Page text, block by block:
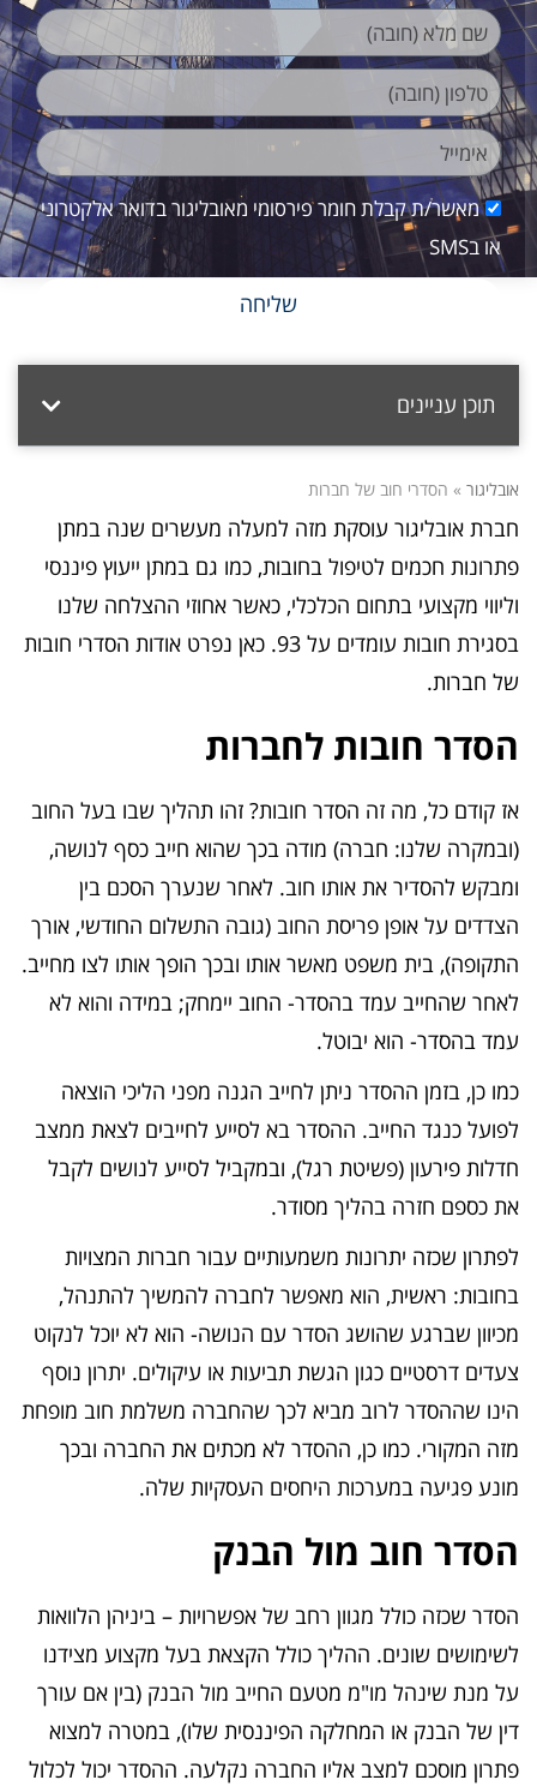
מאשר/ת קבלת חומר פירסומי מאובליגור בדואר אלקטרוני
או בSMS
שליחה
תוכן עניינים
אובליגור » הסדרי חוב של חברות
חברת אובליגור עוסקת מזה למעלה מעשרים שנה במתן
פתרונות חכמים לטיפול בחובות, כמו גם במתן ייעוץ פיננסי
וליווי מקצועי בתחום הכלכלי, כאשר אחוזי ההצלחה שלנו
בסגירת חובות עומדים על 93. כאן נפרט אודות הסדרי חובות
של חברות.
הסדר חובות לחברות
אז קודם כל, מה זה הסדר חובות? זהו תהליך שבו בעל החוב
(ובמקרה שלנו: חברה) מודה בכך שהוא חייב כסף לנושה,
ומבקש להסדיר את אותו חוב. לאחר שנערך הסכם בין
הצדדים על אופן פריסת החוב (גובה התשלום החודשי, אורך
התקופה), בית משפט מאשר אותו ובכך הופך אותו לצו מחייב.
לאחר שהחייב עמד בהסדר- החוב יימחק; במידה והוא לא
עמד בהסדר- הוא יבוטל.
כמו כן, בזמן ההסדר ניתן לחייב הגנה מפני הליכי הוצאה
לפועל כנגד החייב. ההסדר בא לסייע לחייבים לצאת ממצב
חדלות פירעון (פשיטת רגל), ובמקביל לסייע לנושים לקבל
את כספם חזרה בהליך מסודר.
לפתרון שכזה יתרונות משמעותיים עבור חברות המצויות
בחובות: ראשית, הוא מאפשר לחברה להמשיך להתנהל,
מכיוון שברגע שהושג הסדר עם הנושה- הוא לא יוכל לנקוט
צעדים דרסטיים כגון הגשת תביעות או עיקולים. יתרון נוסף
הינו שההסדר לרוב מביא לכך שהחברה משלמת חוב מופחת
מזה המקורי. כמו כן, ההסדר לא מכתים את החברה ובכך
מונע פגיעה במערכות היחסים העסקיות שלה.
הסדר חוב מול הבנק
הסדר שכזה כולל מגוון רחב של אפשרויות – ביניהן הלוואות
לשימושים שונים. ההליך כולל הקצאת בעל מקצוע מצידנו
על מנת שינהל מו"מ מטעם החייב מול הבנק (בין אם עורך
דין של הבנק או המחלקה הפיננסית שלו), במטרה למצוא
פתרון מוסכם למצב אליו החברה נקלעה. ההסדר יכול לכלול